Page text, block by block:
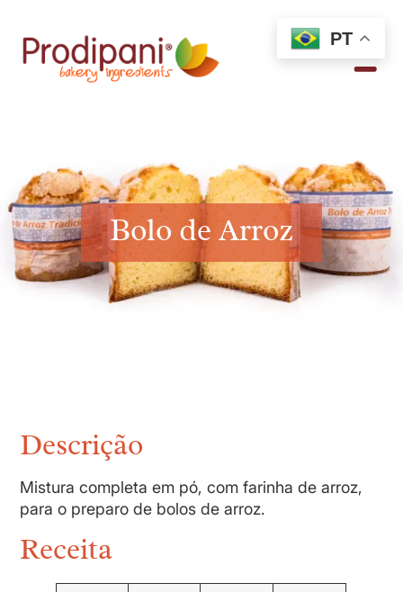
Bolo de Arroz
Descrição
Mistura completa em pó, com farinha de arroz,
para o preparo de bolos de arroz.
Receita
PT